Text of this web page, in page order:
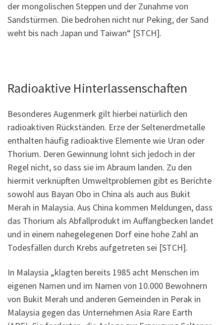
der mongolischen Steppen und der Zunahme von
Sandstürmen. Die bedrohen nicht nur Peking, der Sand
weht bis nach Japan und Taiwan“ [STCH].
Radioaktive Hinterlassenschaften
Besonderes Augenmerk gilt hierbei natürlich den
radioaktiven Rückständen. Erze der Seltenerdmetalle
enthalten häufig radioaktive Elemente wie Uran oder
Thorium. Deren Gewinnung lohnt sich jedoch in der
Regel nicht, so dass sie im Abraum landen. Zu den
hiermit verknüpften Umweltproblemen gibt es Berichte
sowohl aus Bayan Obo in China als auch aus Bukit
Merah in Malaysia. Aus China kommen Meldungen, dass
das Thorium als Abfallprodukt im Auffangbecken landet
und in einem nahegelegenen Dorf eine hohe Zahl an
Todesfällen durch Krebs aufgetreten sei [STCH].
In Malaysia „klagten bereits 1985 acht Menschen im
eigenen Namen und im Namen von 10.000 Bewohnern
von Bukit Merah und anderen Gemeinden in Perak in
Malaysia gegen das Unternehmen Asia Rare Earth